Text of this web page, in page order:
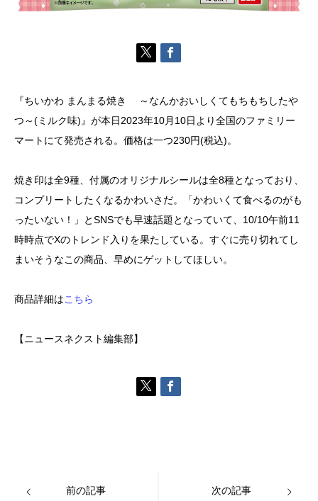
『ちいかわ まんまる焼き ～なんかおいしくてもちもちしたや
つ～(ミルク味)』が本日2023年10月10日より全国のファミリー
マートにて発売される。価格は一つ230円(税込)。
焼き印は全9種、付属のオリジナルシールは全8種となっており、
コンプリートしたくなるかわいさだ。「かわいくて食べるのがも
ったいない！」とSNSでも早速話題となっていて、10/10午前11
時時点でXのトレンド入りを果たしている。すぐに売り切れてし
まいそうなこの商品、早めにゲットしてほしい。
商品詳細はこちら
【ニュースネクスト編集部】
前の記事 次の記事